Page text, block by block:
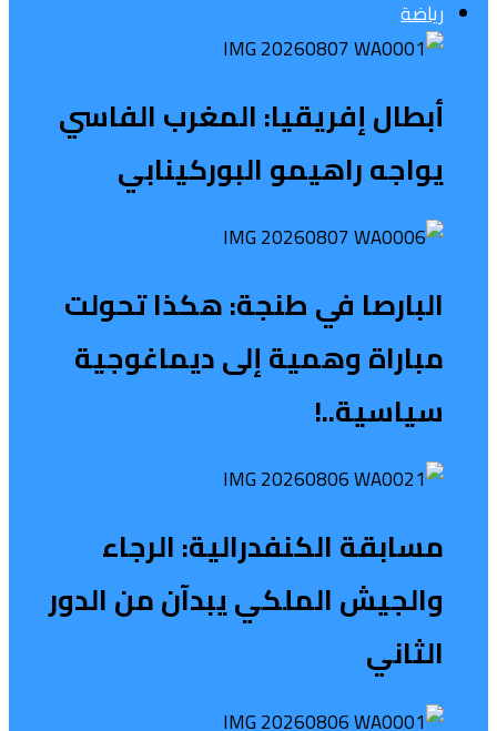
رياضة
أبطال إفريقيا: المغرب الفاسي
يواجه راهيمو البوركينابي
البارصا في طنجة: هكذا تحولت
مباراة وهمية إلى ديماغوجية
سياسية..!
مسابقة الكنفدرالية: الرجاء
والجيش الملكي يبدآن من الدور
الثاني